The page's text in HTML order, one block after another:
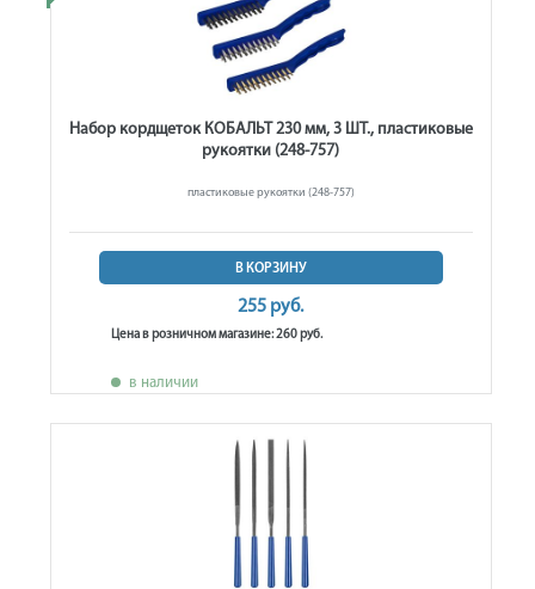
Набор кордщеток КОБАЛЬТ 230 мм, 3 ШТ., пластиковые
рукоятки (248-757)
пластиковые рукоятки (248-757)
В КОРЗИНУ
255 руб.
Цена в розничном магазине: 260 руб.
в наличии